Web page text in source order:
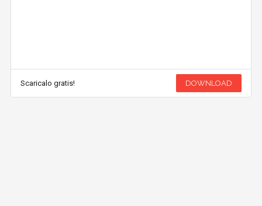
Scaricalo gratis! DOWNLOAD